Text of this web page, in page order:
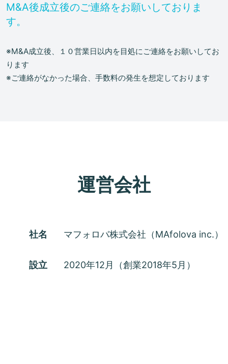
M&A後成立後のご連絡をお願いしておりま
す。
※M&A成立後、１０営業日以内を目処にご連絡をお願いしてお
ります
※ご連絡がなかった場合、手数料の発生を想定しております
運営会社
社名 マフォロバ株式会社（MAfolova inc.）
設立 2020年12月（創業2018年5月）